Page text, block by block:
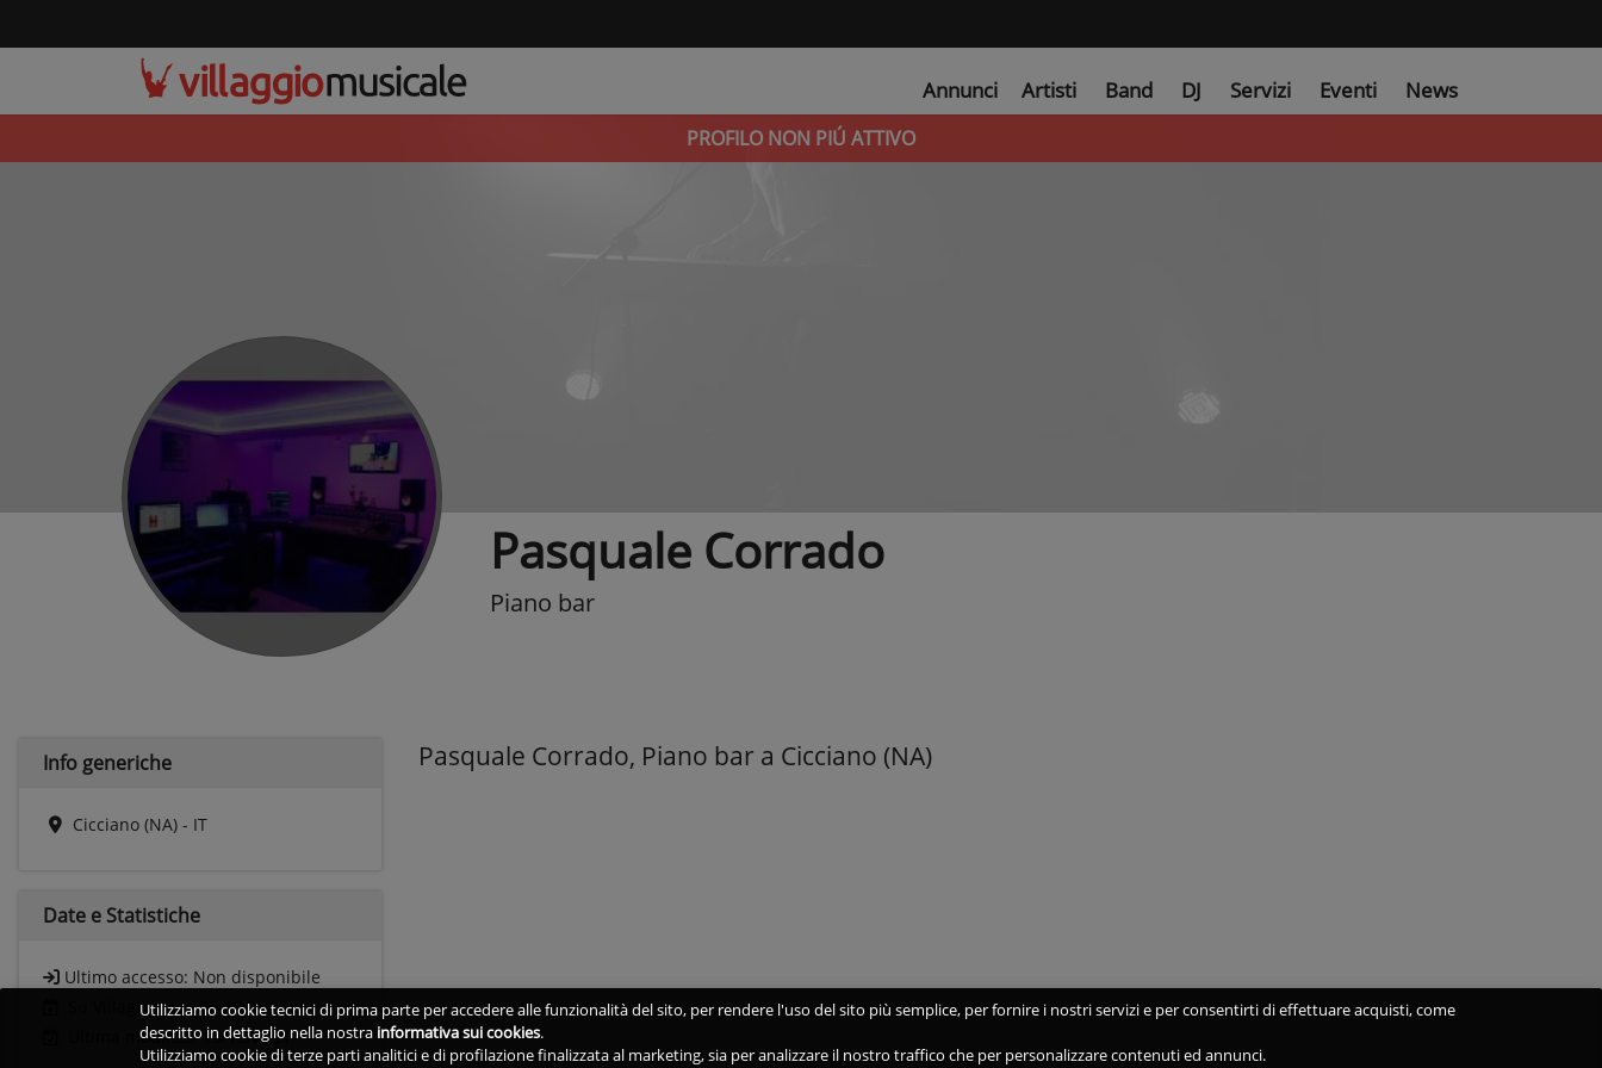
Annunci Artisti Band DJ Servizi Eventi News
PROFILO NON PIÚ ATTIVO
Pasquale Corrado
Piano bar
Info generiche
Cicciano (NA) - IT
Date e Statistiche
Ultimo accesso: Non disponibile
Su Villaggio dal: 06/10/2016
Ultima modifica: 13/10/2021
Pasquale Corrado, Piano bar a Cicciano (NA)
Utilizziamo cookie tecnici di prima parte per accedere alle funzionalità del sito, per rendere l'uso del sito più semplice, per fornire i nostri servizi e per consentirti di effettuare acquisti, come
descritto in dettaglio nella nostra informativa sui cookies.
Utilizziamo cookie di terze parti analitici e di profilazione finalizzata al marketing, sia per analizzare il nostro traffico che per personalizzare contenuti ed annunci.